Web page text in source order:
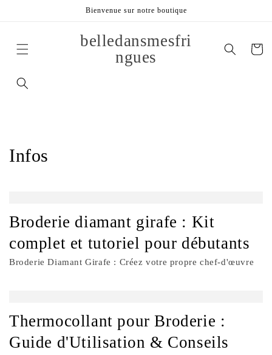
Bienvenue sur notre boutique
belledansmesfri
ngues
Panier
Infos
Broderie diamant girafe : Kit
complet et tutoriel pour débutants
Broderie Diamant Girafe : Créez votre propre chef-d'œuvre
Thermocollant pour Broderie :
Guide d'Utilisation & Conseils